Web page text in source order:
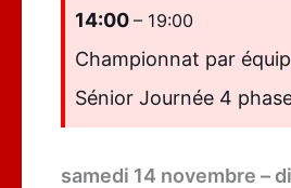
14:00 – 19:00
Championnat par
Sénior Journée 4
samedi 14 novembre –